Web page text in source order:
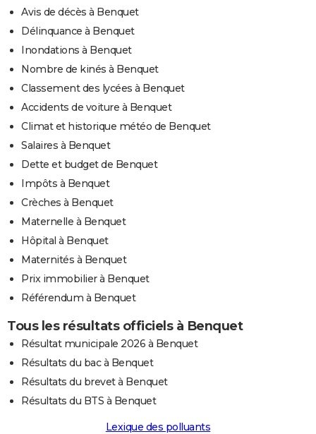
Avis de décès à Benquet
Délinquance à Benquet
Inondations à Benquet
Nombre de kinés à Benquet
Classement des lycées à Benquet
Accidents de voiture à Benquet
Climat et historique météo de Benquet
Salaires à Benquet
Dette et budget de Benquet
Impôts à Benquet
Crèches à Benquet
Maternelle à Benquet
Hôpital à Benquet
Maternités à Benquet
Prix immobilier à Benquet
Référendum à Benquet
Tous les résultats officiels à Benquet
Résultat municipale 2026 à Benquet
Résultats du bac à Benquet
Résultats du brevet à Benquet
Résultats du BTS à Benquet
Lexique des polluants